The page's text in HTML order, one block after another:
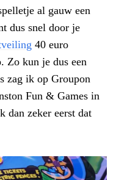
al gauw een
dus snel door je
40 euro
Zo kun je dus een
zag ik op Groupon
Fun & Games in
dan zeker eerst dat